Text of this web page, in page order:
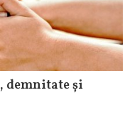
demnitate și